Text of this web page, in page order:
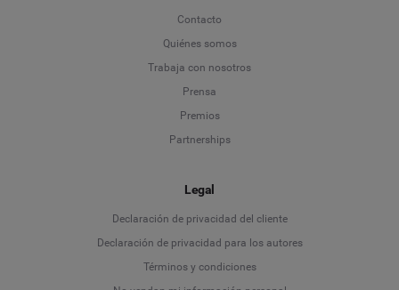
Contacto
Quiénes somos
Trabaja con nosotros
Prensa
Premios
Partnerships
Legal
Declaración de privacidad del cliente
Declaración de privacidad para los autores
Términos y condiciones